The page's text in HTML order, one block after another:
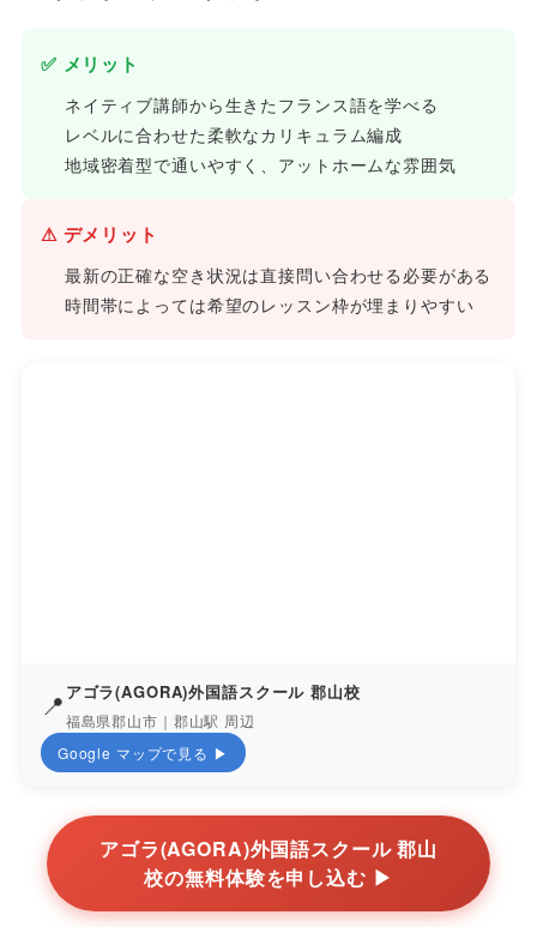
✅ メリット
ネイティブ講師から生きたフランス語を学べる
レベルに合わせた柔軟なカリキュラム編成
地域密着型で通いやすく、アットホームな雰囲気
⚠ デメリット
最新の正確な空き状況は直接問い合わせる必要がある
時間帯によっては希望のレッスン枠が埋まりやすい
📍 アゴラ(AGORA)外国語スクール 郡山校
福島県郡山市｜郡山駅 周辺
Google マップで見る ▶
アゴラ(AGORA)外国語スクール 郡山
校の無料体験を申し込む ▶